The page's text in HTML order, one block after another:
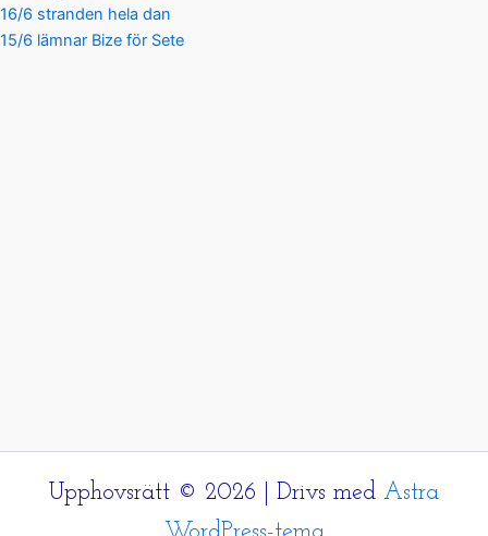
16/6 stranden hela dan
15/6 lämnar Bize för Sete
Upphovsrätt © 2026 | Drivs med Astra